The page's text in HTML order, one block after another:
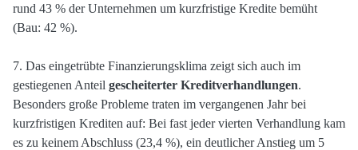
rund 43 % der Unternehmen um kurzfristige Kredite bemüht
(Bau: 42 %).
7. Das eingetrübte Finanzierungsklima zeigt sich auch im
gestiegenen Anteil gescheiterter Kreditverhandlungen.
Besonders große Probleme traten im vergangenen Jahr bei
kurzfristigen Krediten auf: Bei fast jeder vierten Verhandlung kam
es zu keinem Abschluss (23,4 %), ein deutlicher Anstieg um 5